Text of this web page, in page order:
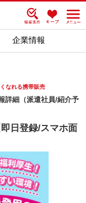
企業情報
なれる携帯販売
詳細（派遣社員/紹介予
日登録/スマホ面